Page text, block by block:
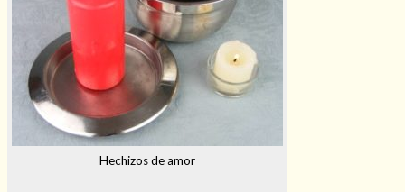
Oraciones (3)
(72)
Tarot online(372)
Mi rincón
Mis libros favoritos
Hechizos de amor